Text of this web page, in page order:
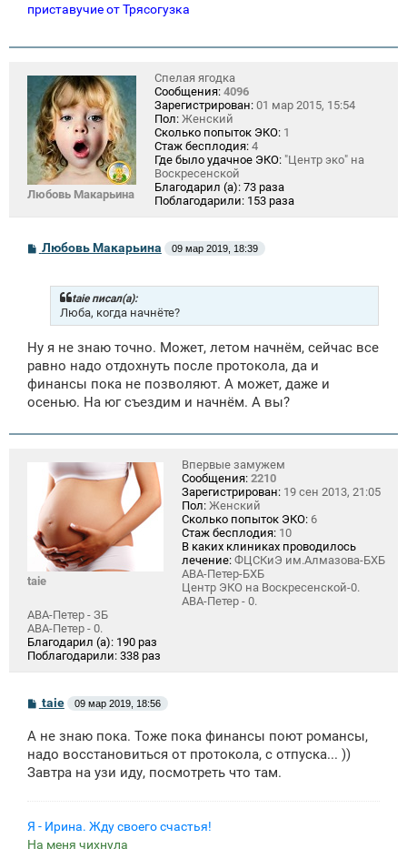
приставучие от Трясогузка
Любовь Макарьина
Спелая ягодка
Сообщения: 4096
Зарегистрирован: 01 мар 2015, 15:54
Пол: Женский
Сколько попыток ЭКО: 1
Стаж бесплодия: 4
Где было удачное ЭКО: "Центр эко" на
Воскресенской
Благодарил (а): 73 раза
Поблагодарили: 153 раза
С
е
Любовь Макарьина 09 мар 2019, 18:39
taie писал(а):
Люба, когда начнёте?
Ну я не знаю точно. Может, летом начнём, сейчас все
равно надо отдохнуть после протокола, да и
финансы пока не позволяют. А может, даже и
осенью. На юг съездим и начнём. А вы?
taie
Впервые замужем
Сообщения: 2210
Зарегистрирован: 19 сен 2013, 21:05
Пол: Женский
Сколько попыток ЭКО: 6
Стаж бесплодия: 10
В каких клиниках проводилось
лечение: ФЦСКиЭ им.Алмазова-БХБ
АВА-Петер-БХБ
Центр ЭКО на Воскресенской-0.
АВА-Петер - 0.
АВА-Петер - ЗБ
АВА-Петер - 0.
Благодарил (а): 190 раз
Поблагодарили: 338 раз
С
б
щ
е
н
taie 09 мар 2019, 18:56
А не знаю пока. Тоже пока финансы поют романсы,
надо восстановиться от протокола, с отпуска... ))
Завтра на узи иду, посмотреть что там.
Я - Ирина. Жду своего счастья!
На меня чихнула